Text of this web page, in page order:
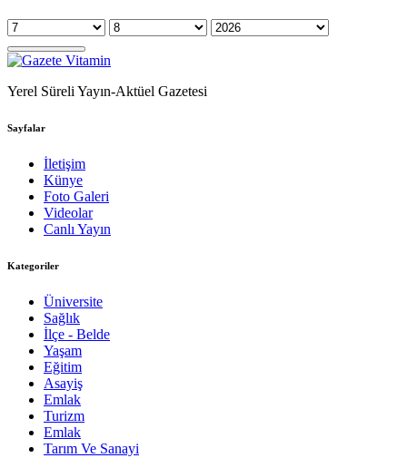
Yerel Süreli Yayın-Aktüel Gazetesi
Sayfalar
İletişim
Künye
Foto Galeri
Videolar
Canlı Yayın
Kategoriler
Üniversite
Sağlık
İlçe - Belde
Yaşam
Eğitim
Asayiş
Emlak
Turizm
Emlak
Tarım Ve Sanayi